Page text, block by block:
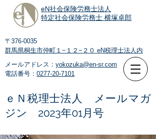
eN社会保険労務士法人
特定社会保険労務士 横塚卓郎
〒376-0035
群馬県桐生市仲町１−１２−２０ eN税理士法人内
メールアドレス： yokozuka@en-sr.com
電話番号： 0277-20-7101
ｅＮ税理士法人 メールマガ
ジン 2023年01月号